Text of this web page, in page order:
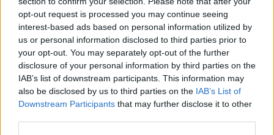
opt-out request is processed you may continue seeing
interest-based ads based on personal information utilized by
us or personal information disclosed to third parties prior to
your opt-out. You may separately opt-out of the further
disclosure of your personal information by third parties on the
IAB’s list of downstream participants. This information may
also be disclosed by us to third parties on the IAB’s List of
Downstream Participants that may further disclose it to other
ΔΙΑΦΗΜΙΣΗ